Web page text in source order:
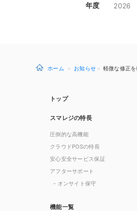
年度 2026
ホーム お知らせ 軽微な修正
トップ
スマレジの特長
圧倒的な高機能
クラウドPOSの特長
安心安全サービス保証
アフターサポート
- オンサイト保守
機能一覧